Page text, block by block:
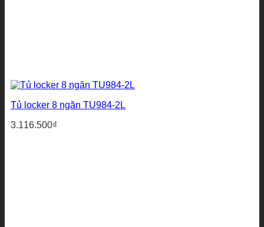
Tủ locker 8 ngăn TU984-2L
3.116.500₫